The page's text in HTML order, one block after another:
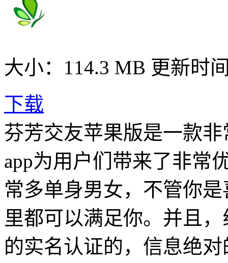
大小：114.3 MB 更新时
下载
芬芳交友苹果版是一款
app为用户们带来了非常
常多单身男女，不管你
里都可以满足你。并且
的实名认证的，信息绝